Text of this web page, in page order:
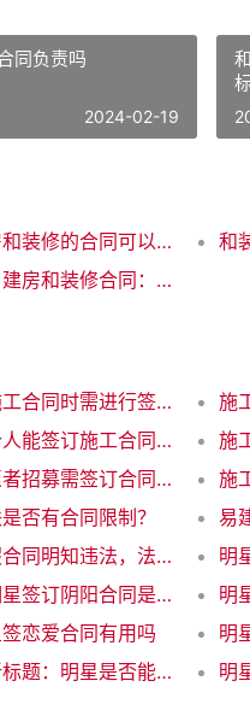
同负责吗
2024-02-19
卖房和装修合同分开吗？卖房和装修的合同可以分开签订吗
建房合同和装修合同一样吗？建房和装修合同：有何区别？
施工合同签章可以吗？签订施工合同时需进行签章，你知道吗？
施工合同可以个人签署吗？个人能签订施工合同吗
招聘志愿者要签合同吗？志愿者招募需签订合同吗
否有合同限制？
明知是虚假合同违法吗？虚假合同明知违法，法律禁止行为
明星签订阴阳合同违法吗？明星签订阴阳合同是否违法？
恋爱合同有用吗
明星签合同用自己名字吗？新标题：明星是否能用自己的名字签合同？